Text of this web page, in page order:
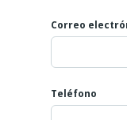
Correo
Teléfono